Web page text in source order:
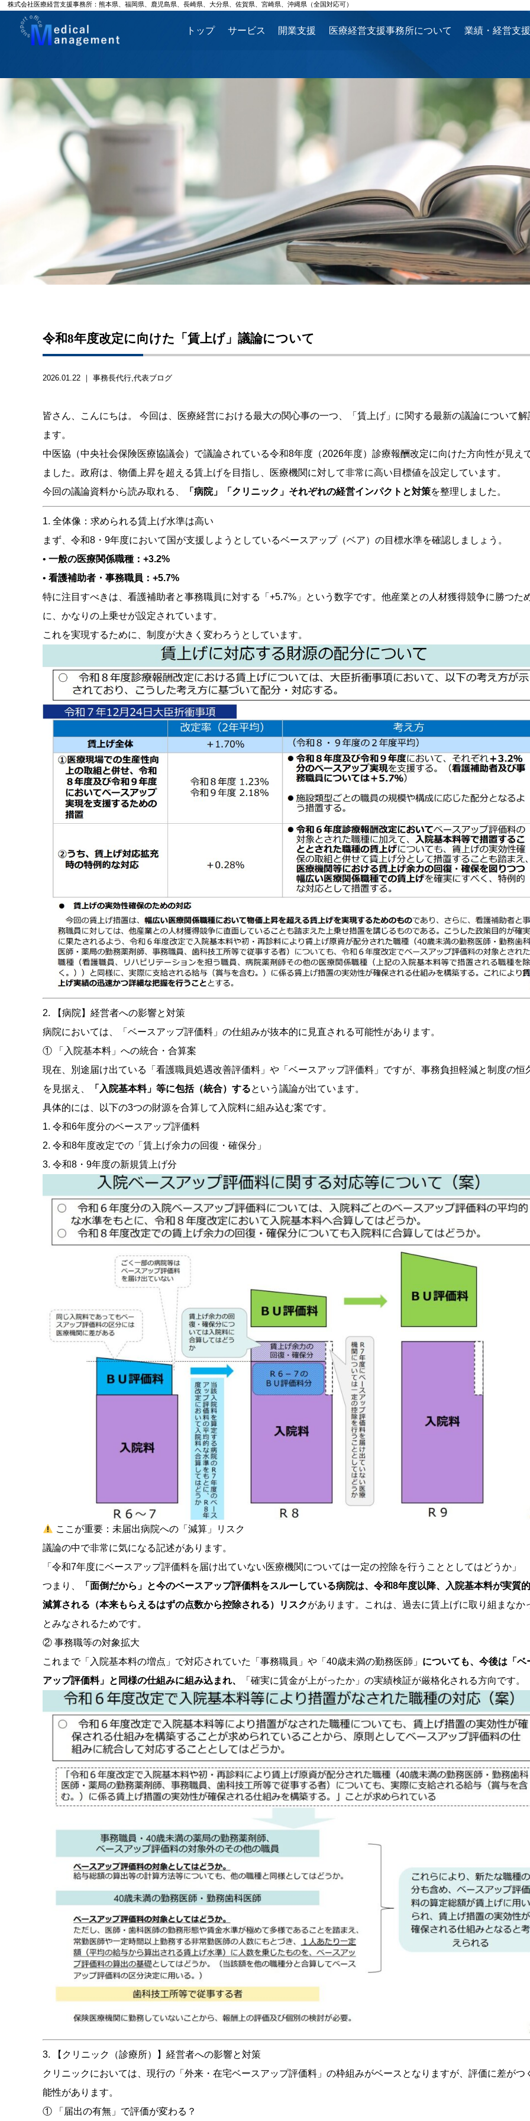
株式会社医療経営支援事務所：熊本県、福岡県、鹿児島県、長崎県、大分県、佐賀県、宮崎県、沖縄県（全国対応可）
トップ サービス 開業支援 医療経営支援事務所について 業績・経営支
令和8年度改定に向けた「賃上げ」議論について
2026.01.22 ｜ 事務長代行 代表ブログ
皆さん、こんにちは。
今回は、医療経営における最大の関心事の一つ、「賃上げ」に関する最新の議論について解
ます。
中医協（中央社会保険医療協議会）で議論されている令和8年度（2026年度）診療報酬改定に向けた方向性が見え
ました。政府は、物価上昇を超える賃上げを目指し、医療機関に対して非常に高い目標値を設定しています。
今回の議論資料から読み取れる、
「病院」「クリニック」それぞれの経営インパクトと対策を整理しました。
1. 全体像：求められる賃上げ水準は高い
まず、令和8・9年度において国が支援しようとしているベースアップ（ベア）の目標水準を確認しましょう。
• 一般の医療関係職種：+3.2%
• 看護補助者・事務職員：+5.7%
特に注目すべきは、看護補助者と事務職員に対する「+5.7%」という数字です。他産業との人材獲得競争に勝つた
に、かなりの上乗せが設定されています。
これを実現するために、制度が大きく変わろうとしています。
2. 【病院】経営者への影響と対策
病院においては、「ベースアップ評価料」の仕組みが抜本的に見直される可能性があります。
① 「入院基本料」への統合・合算案
現在、別途届け出ている「看護職員処遇改善評価料」や「ベースアップ評価料」ですが、事務負担軽減と制度の恒
を見据え、
「入院基本料」等に包括（統合）するという議論が出ています。
具体的には、以下の3つの財源を合算して入院料に組み込む案です。
1. 令和6年度分のベースアップ評価料
2. 令和8年度改定での「賃上げ余力の回復・確保分」
3. 令和8・9年度の新規賃上げ分
ここが重要：未届出病院への「減算」リスク
議論の中で非常に気になる記述があります。
「令和7年度にベースアップ評価料を届け出ていない医療機関については一定の控除を行うこととしてはどうか」
つまり、
「面倒だから」と今のベースアップ評価料をスルーしている病院は、令和8年度以降、入院基本料が実質
減算される（本来もらえるはずの点数から控除される）リスクがあります。これは、過去に賃上げに取り組まなか
とみなされるためです。
② 事務職等の対象拡大
これまで「入院基本料の増点」で対応されていた「事務職員」や「40歳未満の勤務医師」 についても、今後は「ベ
アップ評価料」と同様の仕組みに組み込まれ、
「確実に賃金が上がったか」の実績検証が厳格化される方向です。
3. 【クリニック（診療所）】経営者への影響と対策
クリニックにおいては、現行の「外来・在宅ベースアップ評価料」の枠組みがベースとなりますが、評価に差がつ
能性があります。
① 「届出の有無」で評価が変わる？